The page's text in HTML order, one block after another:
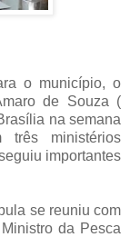
o município, o
de Souza (
na semana
três ministérios
importantes
se reuniu com
da Pesca